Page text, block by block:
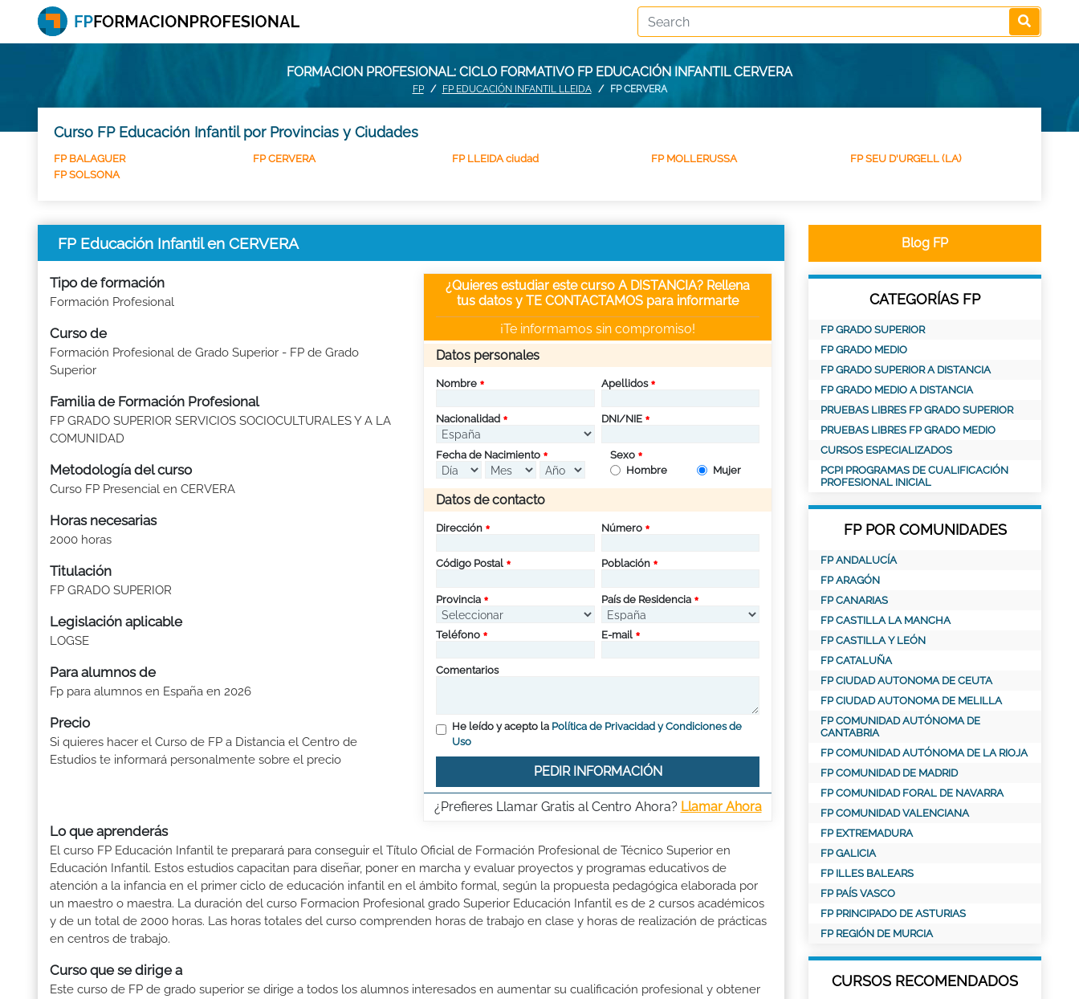
FORMACION PROFESIONAL: CICLO FORMATIVO FP EDUCACIÓN INFANTIL CERVERA
FP FP EDUCACIÓN INFANTIL LLEIDA FP CERVERA
Curso FP Educación Infantil por Provincias y Ciudades
FP BALAGUER FP CERVERA FP LLEIDA ciudad FP MOLLERUSSA
FP SEU D'URGELL (LA)
FP SOLSONA
FP Educación Infantil en CERVERA
Tipo de formación
Formación Profesional
Curso de
Formación Profesional de Grado Superior - FP de Grado
Superior
Familia de Formación Profesional
FP GRADO SUPERIOR SERVICIOS SOCIOCULTURALES Y A LA
COMUNIDAD
Metodología del curso
Curso FP Presencial en CERVERA
Horas necesarias
2000 horas
Titulación
FP GRADO SUPERIOR
Legislación aplicable
LOGSE
Para alumnos de
Fp para alumnos en España en 2026
Precio
Si quieres hacer el Curso de FP a Distancia el Centro de
Estudios te informará personalmente sobre el precio
¿Quieres estudiar este curso A DISTANCIA? Rellena
tus datos y TE CONTACTAMOS para informarte
¡Te informamos sin compromiso!
Datos personales
Nombre Apellidos
Nacionalidad DNI/NIE
Fecha de Nacimiento
Sexo
Hombre
Mujer
Datos de contacto
Dirección Número
Código Postal Población
Provincia País de Residencia
Teléfono E-mail
Comentarios
He leído y acepto la Política de Privacidad y Condiciones de
Uso
PEDIR INFORMACIÓN
¿Prefieres Llamar Gratis al Centro Ahora? Llamar Ahora
Lo que aprenderás
El curso FP Educación Infantil te preparará para conseguir el Título Oficial de Formación Profesional de Técnico Superior en
Educación Infantil. Estos estudios capacitan para diseñar, poner en marcha y evaluar proyectos y programas educativos de
atención a la infancia en el primer ciclo de educación infantil en el ámbito formal, según la propuesta pedagógica elaborada por
un maestro o maestra. La duración del curso Formacion Profesional grado Superior Educación Infantil es de 2 cursos académicos
y de un total de 2000 horas. Las horas totales del curso comprenden horas de trabajo en clase y horas de realización de prácticas
en centros de trabajo.
Curso que se dirige a
Este curso de FP de grado superior se dirige a todos los alumnos interesados en aumentar su cualificación profesional y obtener
Blog FP
CATEGORÍAS FP
FP GRADO SUPERIOR
FP GRADO MEDIO
FP GRADO SUPERIOR A DISTANCIA
FP GRADO MEDIO A DISTANCIA
PRUEBAS LIBRES FP GRADO SUPERIOR
PRUEBAS LIBRES FP GRADO MEDIO
CURSOS ESPECIALIZADOS
PCPI PROGRAMAS DE CUALIFICACIÓN
PROFESIONAL INICIAL
FP POR COMUNIDADES
FP ANDALUCÍA
FP ARAGÓN
FP CANARIAS
FP CASTILLA LA MANCHA
FP CASTILLA Y LEÓN
FP CATALUÑA
FP CIUDAD AUTONOMA DE CEUTA
FP CIUDAD AUTONOMA DE MELILLA
FP COMUNIDAD AUTÓNOMA DE
CANTABRIA
FP COMUNIDAD AUTÓNOMA DE LA RIOJA
FP COMUNIDAD DE MADRID
FP COMUNIDAD FORAL DE NAVARRA
FP COMUNIDAD VALENCIANA
FP EXTREMADURA
FP GALICIA
FP ILLES BALEARS
FP PAÍS VASCO
FP PRINCIPADO DE ASTURIAS
FP REGIÓN DE MURCIA
CURSOS RECOMENDADOS